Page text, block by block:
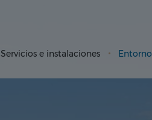
Servicios e instalaciones Entorno